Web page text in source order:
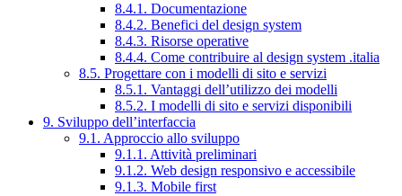
8.4.1. Documentazione
8.4.2. Benefici del design system
8.4.3. Risorse operative
8.4.4. Come contribuire al design system .italia
8.5. Progettare con i modelli di sito e servizi
8.5.1. Vantaggi dell’utilizzo dei modelli
8.5.2. I modelli di sito e servizi disponibili
9. Sviluppo dell’interfaccia
9.1. Approccio allo sviluppo
9.1.1. Attività preliminari
9.1.2. Web design responsivo e accessibile
9.1.3. Mobile first